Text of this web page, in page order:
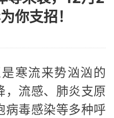
你支招！
寒流来势汹汹的
，流感、肺炎支原
病毒感染等多种呼